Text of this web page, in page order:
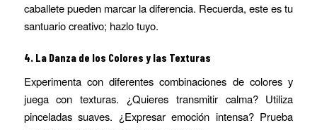
caballete pueden marcar la diferencia. Recuerda, este es tu
santuario creativo; hazlo tuyo.
4. La Danza de los Colores y las Texturas
Experimenta con diferentes combinaciones de colores y
juega con texturas. ¿Quieres transmitir calma? Utiliza
pinceladas suaves. ¿Expresar emoción intensa? Prueba